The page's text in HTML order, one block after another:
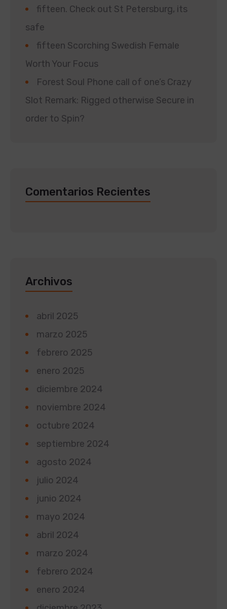
fifteen. Check out St Petersburg, its
safe
fifteen Scorching Swedish Female
Worth Your Focus
Forest Soul Phone call of one’s Crazy
Slot Remark: Rigged otherwise Secure in
order to Spin?
Comentarios Recientes
Archivos
abril 2025
marzo 2025
febrero 2025
enero 2025
diciembre 2024
noviembre 2024
octubre 2024
septiembre 2024
agosto 2024
julio 2024
junio 2024
mayo 2024
abril 2024
marzo 2024
febrero 2024
enero 2024